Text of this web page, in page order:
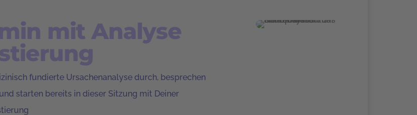
mit Analyse
fundierte Ursachenanalyse durch, besprechen
starten bereits in dieser Sitzung mit Deiner